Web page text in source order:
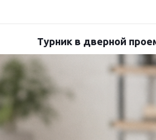
Турник в дверной